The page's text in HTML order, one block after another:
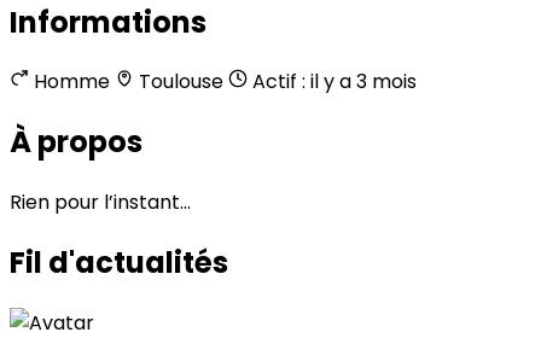
Informations
Homme Toulouse Actif : il y a 3 mois
À propos
Rien pour l’instant…
Fil d'actualités